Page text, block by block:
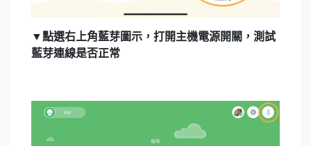
▼點選右上角藍芽圖示，打開主機電源開關，測試
藍芽連線是否正常